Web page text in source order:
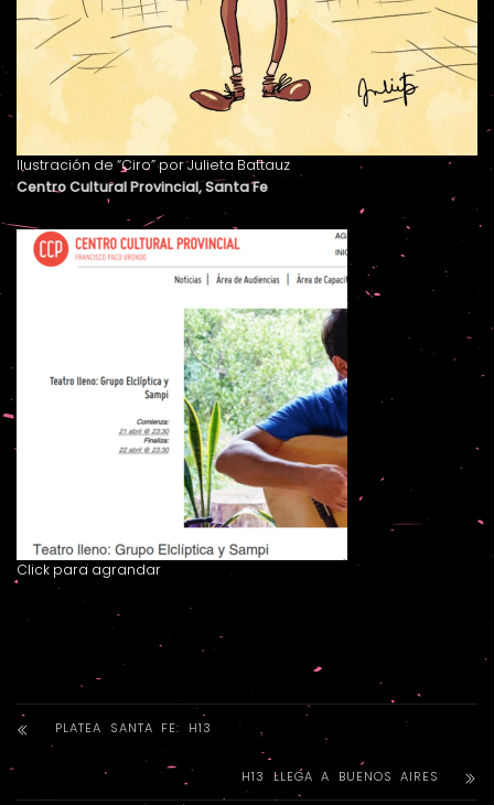
Ilustración de “Ciro” por Julieta Battauz
Centro Cultural Provincial, Santa Fe
Click para agrandar
PLATEA SANTA FE: H13
H13 LLEGA A BUENOS AIRES